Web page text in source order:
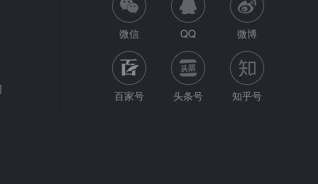
微信 QQ 微博
百家号 头条号 知乎号